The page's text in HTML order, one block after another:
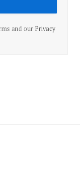
and our Privacy